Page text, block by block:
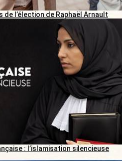
de l’élection de Raphaël Arnault
: l’islamisation silencieuse